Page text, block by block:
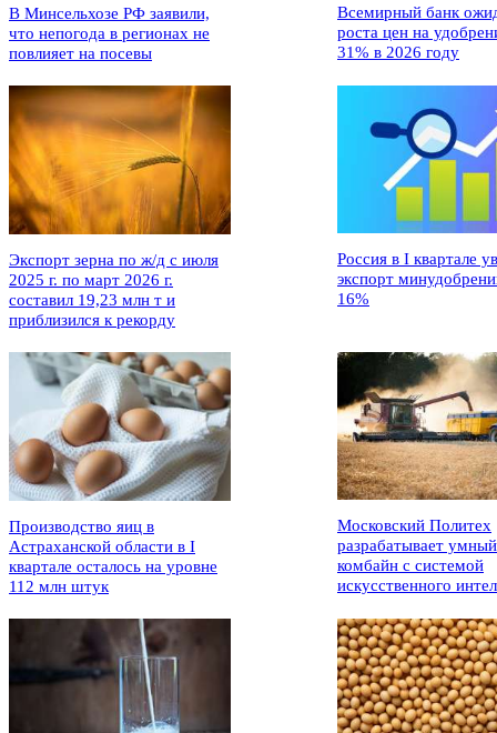
В Минсельхозе РФ заявили,
что непогода в регионах не
повлияет на посевы
Всемирный банк
роста цен на
31% в 2026 году
Экспорт зерна по ж/д с июля
2025 г. по март 2026 г.
составил 19,23 млн т и
приблизился к рекорду
Россия в I квартале
экспорт
16%
Производство яиц в
Астраханской области в I
квартале осталось на уровне
112 млн штук
Московский Политех
разрабатывает умный
комбайн с системой
искусственного